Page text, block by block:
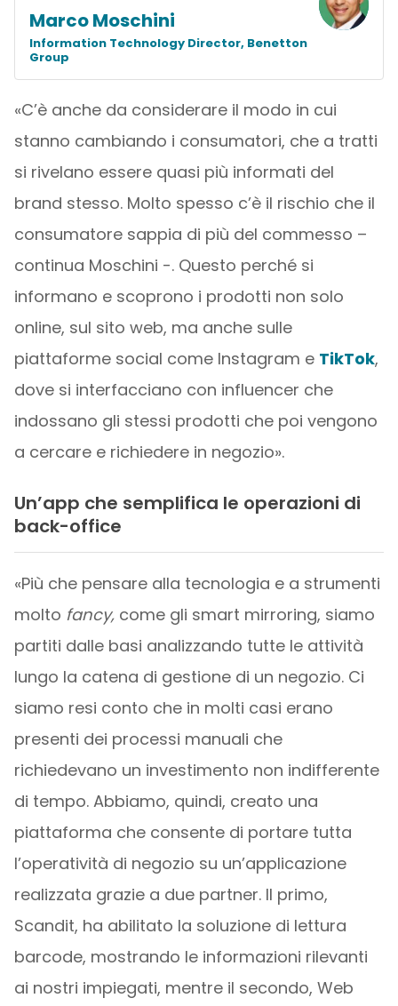
Marco Moschini
Information Technology Director, Benetton
Group
«C’è anche da considerare il modo in cui
stanno cambiando i consumatori, che a tratti
si rivelano essere quasi più informati del
brand stesso. Molto spesso c’è il rischio che il
consumatore sappia di più del commesso –
continua Moschini -. Questo perché si
informano e scoprono i prodotti non solo
online, sul sito web, ma anche sulle
piattaforme social come Instagram e TikTok,
dove si interfacciano con influencer che
indossano gli stessi prodotti che poi vengono
a cercare e richiedere in negozio».
Un’app che semplifica le operazioni di
back-office
«Più che pensare alla tecnologia e a strumenti
molto fancy, come gli smart mirroring, siamo
partiti dalle basi analizzando tutte le attività
lungo la catena di gestione di un negozio. Ci
siamo resi conto che in molti casi erano
presenti dei processi manuali che
richiedevano un investimento non indifferente
di tempo. Abbiamo, quindi, creato una
piattaforma che consente di portare tutta
l’operatività di negozio su un’applicazione
realizzata grazie a due partner. Il primo,
Scandit, ha abilitato la soluzione di lettura
barcode, mostrando le informazioni rilevanti
ai nostri impiegati, mentre il secondo, Web